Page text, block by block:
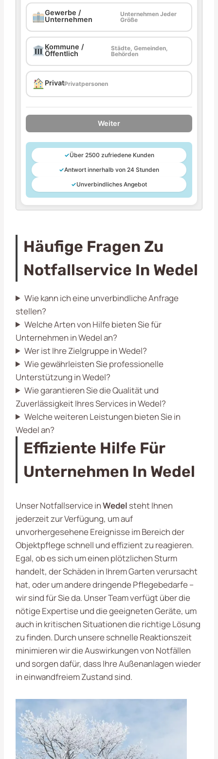
Gewerbe /
Unternehmen
Unternehmen Jeder
Größe
Kommune /
Öffentlich
Städte, Gemeinden,
Behörden
PrivatPrivatpersonen
Weiter
✓Über 2500 zufriedene Kunden
✓Antwort innerhalb von 24 Stunden
✓Unverbindliches Angebot
Häufige Fragen Zu
Notfallservice In Wedel
Wie kann ich eine unverbindliche Anfrage
stellen?
Welche Arten von Hilfe bieten Sie für
Unternehmen in Wedel an?
Wer ist Ihre Zielgruppe in Wedel?
Wie gewährleisten Sie professionelle
Unterstützung in Wedel?
Wie garantieren Sie die Qualität und
Zuverlässigkeit Ihres Services in Wedel?
Welche weiteren Leistungen bieten Sie in
Wedel an?
Effiziente Hilfe Für
Unternehmen In Wedel
Unser Notfallservice inWedel steht Ihnen
jederzeit zur Verfügung, um auf
unvorhergesehene Ereignisse im Bereich der
Objektpflege schnell und effizient zu reagieren.
Egal, ob es sich um einen plötzlichen Sturm
handelt, der Schäden in Ihrem Garten verursacht
hat, oder um andere dringende Pflegebedarfe –
wir sind für Sie da. Unser Team verfügt über die
nötige Expertise und die geeigneten Geräte, um
auch in kritischen Situationen die richtige Lösung
zu finden. Durch unsere schnelle Reaktionszeit
minimieren wir die Auswirkungen von Notfällen
und sorgen dafür, dass Ihre Außenanlagen wieder
in einwandfreiem Zustand sind.